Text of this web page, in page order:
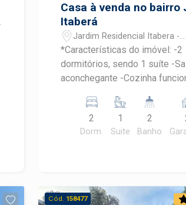
Casa à venda no bairro
Itaberá
Jardim Residencial Itabera -
Piracicaba/SP
*Características do imóvel: -2
dormitórios, sendo 1 suíte -
aconchegante -Cozinha
quintal -Garagem para 2
Próximo a creche, escolas,
supermercados, padarias e
2
Dorm.
1
Suite
2
Banho
Cód. 158477